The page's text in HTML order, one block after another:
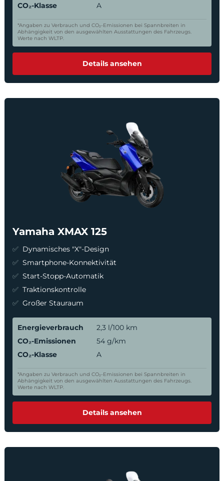
CO₂-Klasse A
*Angaben zu Verbrauch und CO₂-Emissionen bei Spannbreiten in
Abhängigkeit von den ausgewählten Ausstattungen des Fahrzeugs.
Werte nach WLTP.
Details ansehen
Yamaha XMAX 125
Dynamisches "X"-Design
Smartphone-Konnektivität
Start-Stopp-Automatik
Traktionskontrolle
Großer Stauraum
Energieverbrauch
2,3 l/100 km
CO₂-Emissionen
54 g/km
CO₂-Klasse
A
*Angaben zu Verbrauch und CO₂-Emissionen bei Spannbreiten in
Abhängigkeit von den ausgewählten Ausstattungen des Fahrzeugs.
Werte nach WLTP.
Details ansehen